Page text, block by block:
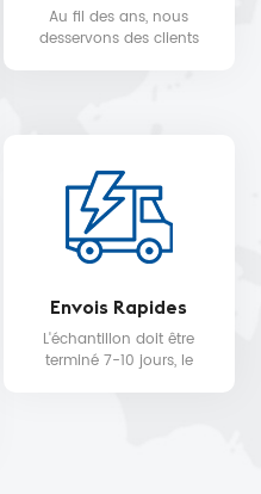
Au fil des ans, nous
desservons des clients
Envois Rapides
L'échantillon doit être
terminé 7-10 jours, le